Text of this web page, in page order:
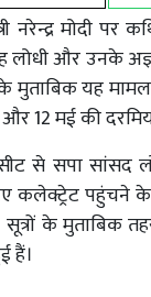
नरेन्द्र मोदी
लोधी और उनके
मुताबिक यह मामला
12 मई की
सीट से सपा
कलेक्ट्रेट पहुंचने के
सूत्रों के मुताबिक
हैं।